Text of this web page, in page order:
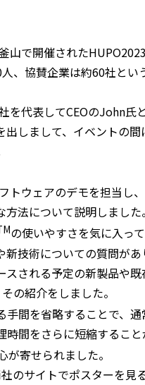
山で開催された
、協賛企業は約60社とい
を代表してCEOのJohn氏
出しまして、イベントの
トウェアのデモを担当し
法について説明しました。
の使いやすさを気に入っ
技術についての質問があ
スされる予定の新製品や
の紹介をしました。
手間を省略することで、
時間をさらに短縮するこ
が寄せられました。
のサイトでポスターを見る